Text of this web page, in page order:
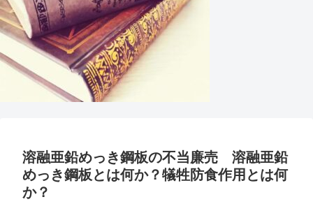
溶融亜鉛めっき鋼板の不当廉売 溶融亜鉛
めっき鋼板とは何か？犠牲防食作用とは何
か？